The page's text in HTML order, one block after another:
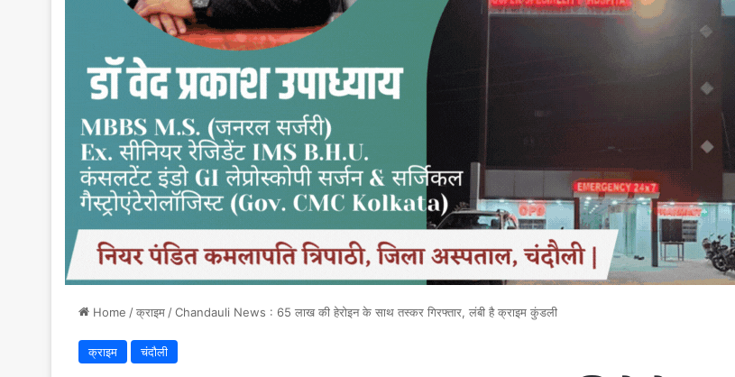
Home /क्राइम /Chandauli News : 65 लाख की हेरोइन के साथ तस्कर गिरफ्तार, लंबी है क्राइम कुंडली
क्राइम चंदौली